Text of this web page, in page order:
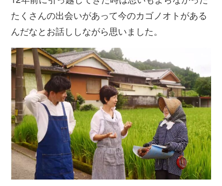
たくさんの出会いがあって今のカゴノオトがある
んだなとお話ししながら思いました。